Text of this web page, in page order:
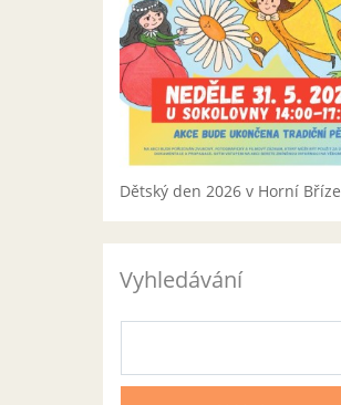
Dětský den 2026 v Horní Bříze
Vyhledávání